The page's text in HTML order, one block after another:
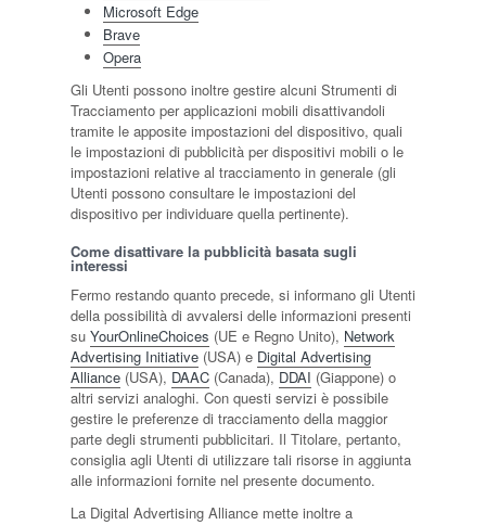
Microsoft Edge
Brave
Opera
Gli Utenti possono inoltre gestire alcuni Strumenti di
Tracciamento per applicazioni mobili disattivandoli
tramite le apposite impostazioni del dispositivo, quali
le impostazioni di pubblicità per dispositivi mobili o le
impostazioni relative al tracciamento in generale (gli
Utenti possono consultare le impostazioni del
dispositivo per individuare quella pertinente).
Come disattivare la pubblicità basata sugli
interessi
Fermo restando quanto precede, si informano gli Utenti
della possibilità di avvalersi delle informazioni presenti
su YourOnlineChoices (UE e Regno Unito), Network
Advertising Initiative(USA) e Digital Advertising
Alliance(USA), DAAC(Canada), DDAI (Giappone) o
altri servizi analoghi. Con questi servizi è possibile
gestire le preferenze di tracciamento della maggior
parte degli strumenti pubblicitari. Il Titolare, pertanto,
consiglia agli Utenti di utilizzare tali risorse in aggiunta
alle informazioni fornite nel presente documento.
La Digital Advertising Alliance mette inoltre a